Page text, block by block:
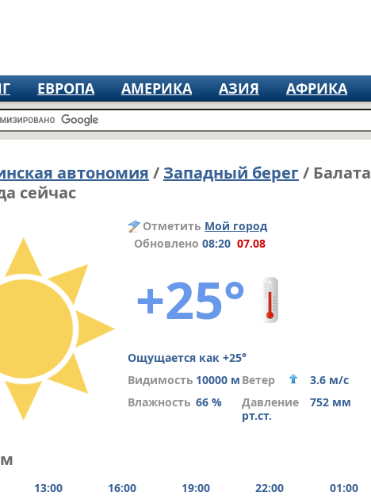
ЕВРОПА АМЕРИКА АЗИЯ АФРИКА
автономия / Западный берег / Балата
сейчас
Отметить Мой город
Обновлено 08:20 07.08
+25°
Ощущается как +25°
Видимость 10000 м Ветер
3.6 м/с
Влажность 66 % Давление
752 мм
рт.ст.
13:00 16:00 19:00 22:00 01:00